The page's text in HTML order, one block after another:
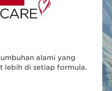
alami yang
lebih di setiap formula.